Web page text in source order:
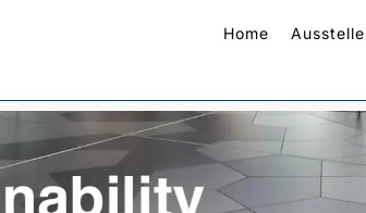
Home